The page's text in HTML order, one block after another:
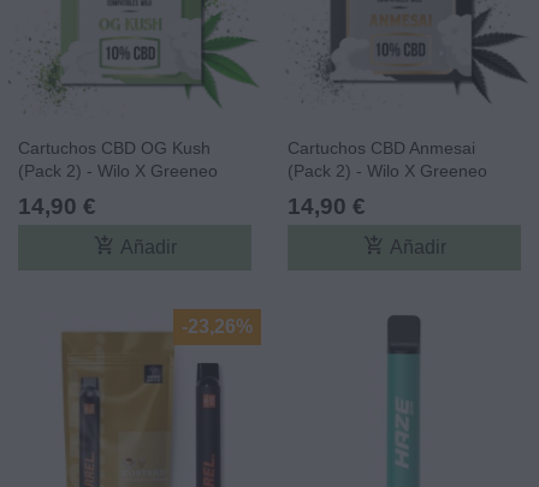
Cartuchos CBD OG Kush
(Pack 2) - Wilo X Greeneo
14,90 €
add_shopping_cart Añadir
Cartuchos CBD Anmesai
(Pack 2) - Wilo X Greeneo
14,90 €
add_shopping_cart Añadir
-23,26%